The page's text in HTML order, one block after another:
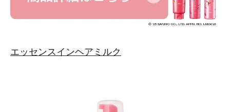
エッセンスインヘアミルク